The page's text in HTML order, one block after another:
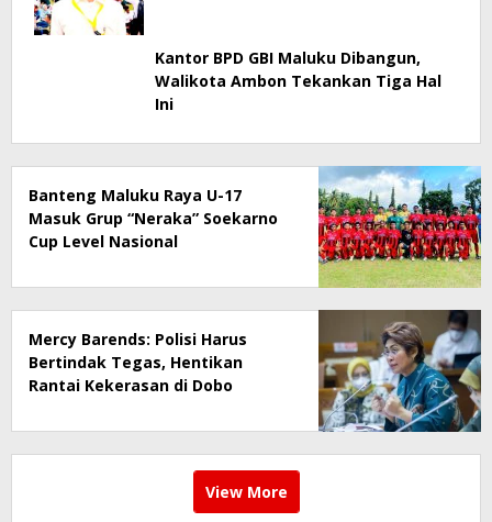
Kantor BPD GBI Maluku Dibangun,
Walikota Ambon Tekankan Tiga Hal
Ini
Banteng Maluku Raya U-17
Masuk Grup “Neraka” Soekarno
Cup Level Nasional
Mercy Barends: Polisi Harus
Bertindak Tegas, Hentikan
Rantai Kekerasan di Dobo
View More